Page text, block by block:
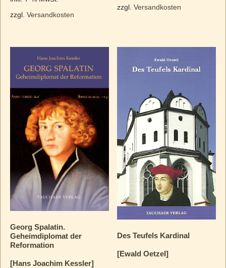
zzgl. Versandkosten
zzgl.Versandkosten
Georg Spalatin.
Geheimdiplomat der
Reformation
[Hans Joachim Kessler]
Des Teufels Kardinal
[Ewald Oetzel]